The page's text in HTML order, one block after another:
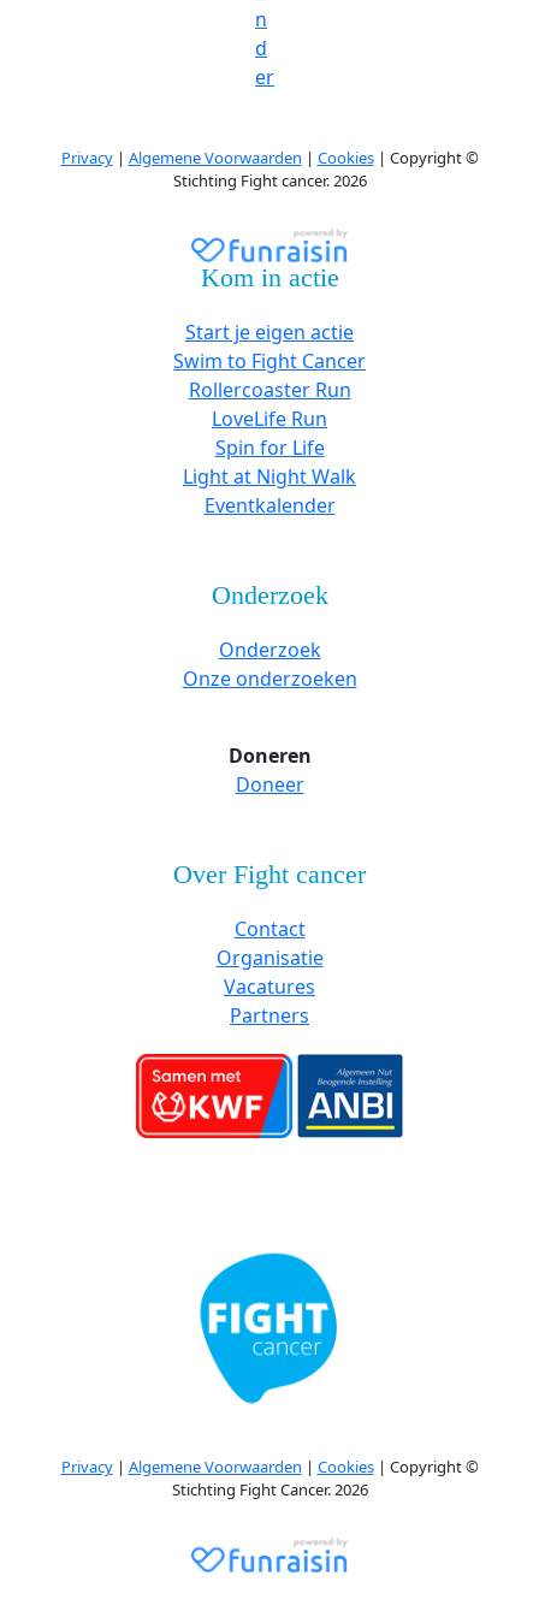
n
d
er
Privacy| Algemene Voorwaarden | Cookies| Copyright ©
Stichting Fight cancer. 2026
Kom in actie
Start je eigen actie
Swim to Fight Cancer
Rollercoaster Run
LoveLife Run
Spin for Life
Light at Night Walk
Eventkalender
Onderzoek
Onderzoek
Onze onderzoeken
Doneren
Doneer
Over Fight cancer
Contact
Organisatie
Vacatures
Partners
Privacy| Algemene Voorwaarden | Cookies| Copyright ©
Stichting Fight Cancer. 2026